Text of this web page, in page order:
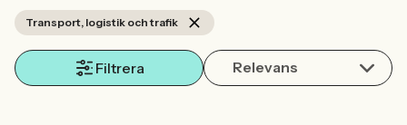
Sök med AI
Transport, logistik och trafik
Filtrera Relevans